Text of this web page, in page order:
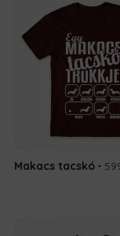
Makacs tacskó